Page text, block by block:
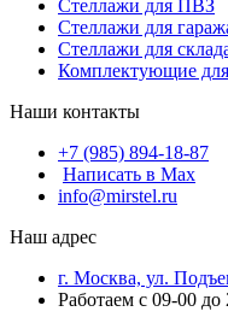
Стеллажи для ПВЗ
Стеллажи для
Стеллажи для
Комплектующие
Наши контакты
+7 (985) 894-18-87
Написать в Max
info@mirstel.ru
Наш адрес
г. Москва, ул.
Работаем с 09-00